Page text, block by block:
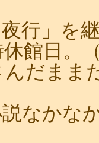
行」を
館日。
んだまま
なかな